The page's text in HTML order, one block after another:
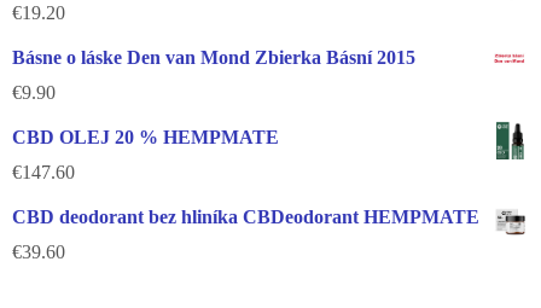
€19.20
Básne o láske Den van Mond Zbierka Básní 2015
€9.90
CBD OLEJ 20 % HEMPMATE
€147.60
CBD deodorant bez hliníka CBDeodorant HEMPMATE
€39.60